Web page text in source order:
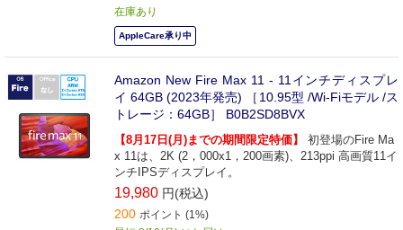
在庫あり
AppleCare承り中
Amazon New Fire Max 11 - 11インチディスプレ
イ 64GB (2023年発売) ［10.95型 /Wi-Fiモデル /ス
トレージ：64GB］ B0B2SD8BVX
【8月17日(月)までの期間限定特価】
初登場のFire Ma
x 11は、2K (2，000x1，200画素)、213ppi 高画質11イ
ンチIPSディスプレイ。
19,980 円(税込)
200 ポイント (1%)